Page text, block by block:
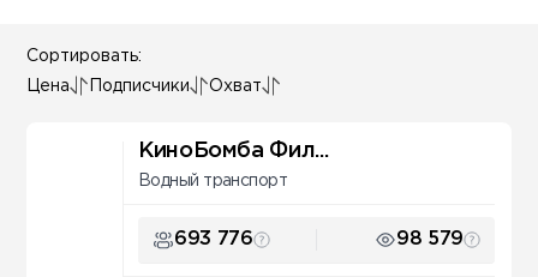
Сортировать:
Цена Подписчики Охват
КиноБомба Фил...
Водный транспорт
693 776 98 579